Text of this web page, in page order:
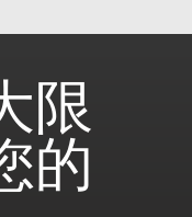
限
的